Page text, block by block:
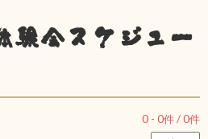
験会スケジュー
0 - 0件 /0件